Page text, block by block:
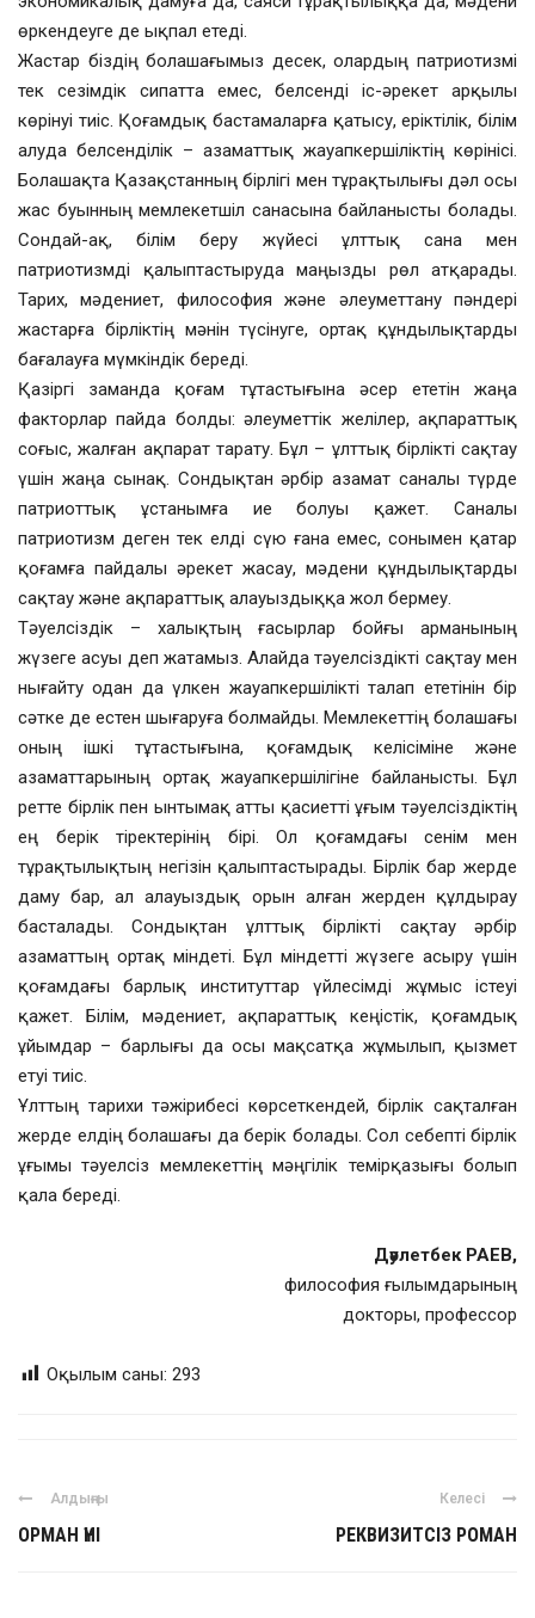
өркендеуге де ықпал етеді.
Жастар біздің болашағымыз десек, олардың патриотизмі
тек сезімдік сипатта емес, белсенді іс-әрекет арқылы
көрінуі тиіс. Қоғамдық бастамаларға қатысу, еріктілік, білім
алуда белсенділік – азаматтық жауапкершіліктің көрінісі.
Болашақта Қазақстанның бірлігі мен тұрақтылығы дәл осы
жас буынның мемлекетшіл санасына байланысты болады.
Сондай-ақ, білім беру жүйесі ұлттық сана мен
патриотизмді қалыптастыруда маңызды рөл атқарады.
Тарих, мәдениет, философия және әлеуметтану пәндері
жастарға бірліктің мәнін түсінуге, ортақ құндылықтарды
бағалауға мүмкіндік береді.
Қазіргі заманда қоғам тұтастығына әсер ететін жаңа
факторлар пайда болды: әлеуметтік желілер, ақпараттық
соғыс, жалған ақпарат тарату. Бұл – ұлттық бірлікті сақтау
үшін жаңа сынақ. Сондықтан әрбір азамат саналы түрде
патриоттық ұстанымға ие болуы қажет. Саналы
патриотизм деген тек елді сүю ғана емес, сонымен қатар
қоғамға пайдалы әрекет жасау, мәдени құндылықтарды
сақтау және ақпараттық алауыздыққа жол бермеу.
Тәуелсіздік – халықтың ғасырлар бойғы арманының
жүзеге асуы деп жатамыз. Алайда тәуелсіздікті сақтау мен
нығайту одан да үлкен жауапкершілікті талап ететінін бір
сәтке де естен шығаруға болмайды. Мемлекеттің болашағы
оның ішкі тұтастығына, қоғамдық келісіміне және
азаматтарының ортақ жауапкершілігіне байланысты. Бұл
ретте бірлік пен ынтымақ атты қасиетті ұғым тәуелсіздіктің
ең берік тіректерінің бірі. Ол қоғамдағы сенім мен
тұрақтылықтың негізін қалыптастырады. Бірлік бар жерде
даму бар, ал алауыздық орын алған жерден құлдырау
басталады. Сондықтан ұлттық бірлікті сақтау әрбір
азаматтың ортақ міндеті. Бұл міндетті жүзеге асыру үшін
қоғамдағы барлық институттар үйлесімді жұмыс істеуі
қажет. Білім, мәдениет, ақпараттық кеңістік, қоғамдық
ұйымдар – барлығы да осы мақсатқа жұмылып, қызмет
етуі тиіс.
Ұлттың тарихи тәжірибесі көрсеткендей, бірлік сақталған
жерде елдің болашағы да берік болады. Сол себепті бірлік
ұғымы тәуелсіз мемлекеттің мәңгілік темірқазығы болып
қала береді.
Дәулетбек РАЕВ,
философия ғылымдарының
докторы, профессор
Оқылым саны: 293
Алдыңғы
ОРМАН ҮНІ
Келесі
РЕКВИЗИТСІЗ РОМАН